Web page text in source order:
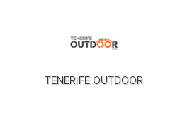
TENERIFE OUTDOOR